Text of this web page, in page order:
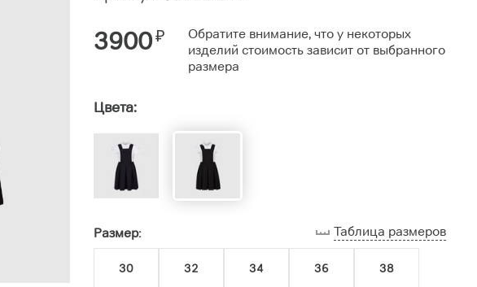
3900₽
Обратите внимание, что у некоторых
изделий стоимость зависит от выбранного
размера
Цвета:
Размер: Таблица размеров
30 32 34 36 38